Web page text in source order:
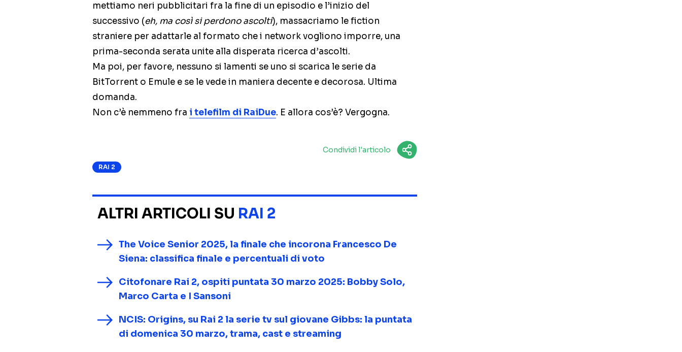
mettiamo neri pubblicitari fra la fine di un episodio e l’inizio del
successivo (eh, ma così si perdono ascolti), massacriamo le fiction
straniere per adattarle al formato che i network vogliono imporre, una
prima-seconda serata unite alla disperata ricerca d’ascolti.
Ma poi, per favore, nessuno si lamenti se uno si scarica le serie da
BitTorrent o Emule e se le vede in maniera decente e decorosa. Ultima
domanda.
Non c’è nemmeno fra i telefilm di RaiDue. E allora cos’è? Vergogna.
Condividi l'articolo
RAI 2
ALTRI ARTICOLI SU RAI 2
The Voice Senior 2025, la finale che incorona Francesco De
Siena: classifica finale e percentuali di voto
Citofonare Rai 2, ospiti puntata 30 marzo 2025: Bobby Solo,
Marco Carta e I Sansoni
NCIS: Origins, su Rai 2 la serie tv sul giovane Gibbs: la puntata
di domenica 30 marzo, trama, cast e streaming